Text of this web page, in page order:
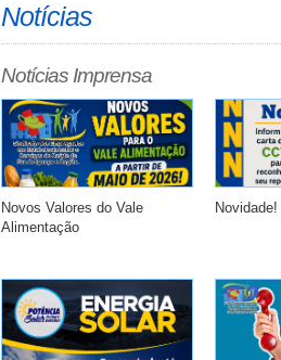
Notícias
Notícias Imprensa
Novos Valores do Vale
Alimentação
Novidade!